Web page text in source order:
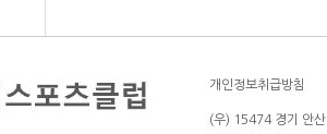
개인정보취급방침
(우) 15474 경기 안